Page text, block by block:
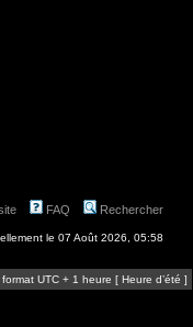
FAQ Rechercher
le 07 Août 2026, 05:58
UTC + 1 heure [ Heure d’été ]